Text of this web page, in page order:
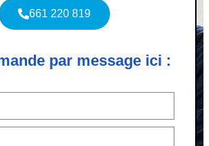
661 220 819
par message ici :